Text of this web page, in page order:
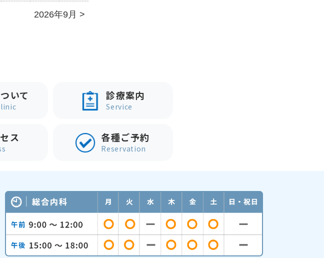
2026年9月
いて 診療案内
Service
ス 各種ご予約
Reservation